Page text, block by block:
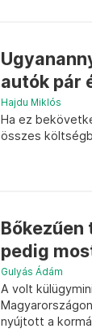
autók pár
Hajdu Miklós
Ha ez
összes
pedig
Gulyás Ádám
A volt
nyújtott a